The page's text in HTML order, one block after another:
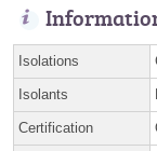
Isolations
Isolants
Certification